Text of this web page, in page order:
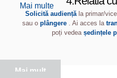
Mai multe
Solicită audiențăla primar/
sau o plângere. Ai acces la
poți vedea ședințele
Mai mult